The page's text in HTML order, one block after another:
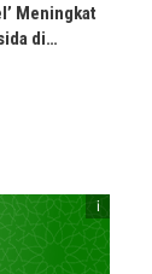
Meningkat
di…